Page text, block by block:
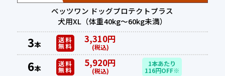
ベッツワン ドッグプロテクトプラス
犬用XL（体重40kg～60kg未満）
3本 送料
無料
3,310円
(税込)
6本 送料
無料
5,920円
(税込)
1本あたり
116円OFF※